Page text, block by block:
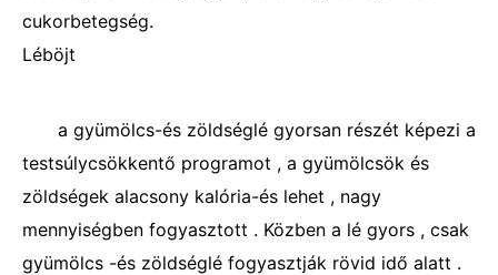
cukorbetegség.
Léböjt
a gyümölcs-és zöldséglé gyorsan részét képezi a
testsúlycsökkentő programot , a gyümölcsök és
zöldségek alacsony kalória-és lehet , nagy
mennyiségben fogyasztott . Közben a lé gyors , csak
gyümölcs -és zöldséglé fogyasztják rövid idő alatt .